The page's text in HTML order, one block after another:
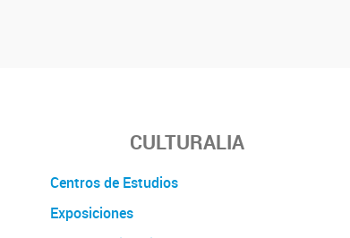
CULTURALIA
Centros de Estudios
Exposiciones